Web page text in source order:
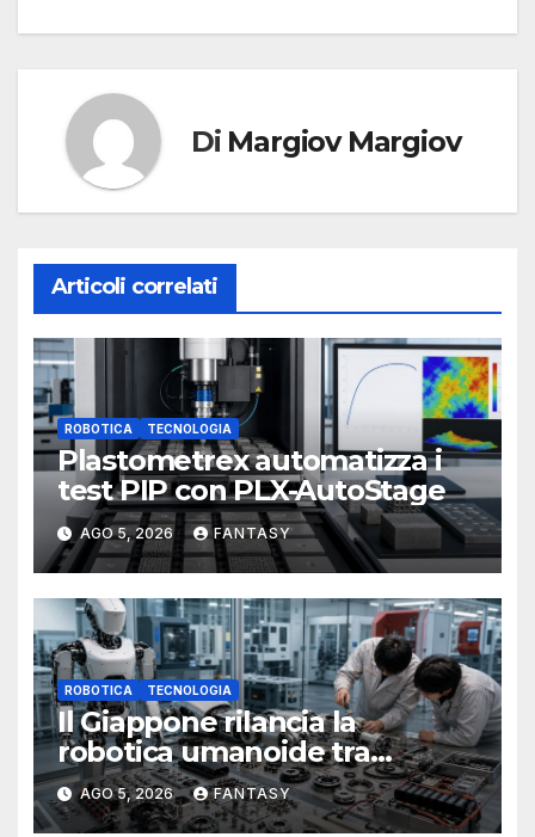
Di Margiov Margiov
Articoli correlati
ROBOTICA TECNOLOGIA
Plastometrex automatizza i
test PIP con PLX-AutoStage
AGO 5, 2026 FANTASY
ROBOTICA TECNOLOGIA
Il Giappone rilancia la
robotica umanoide tra
physical AI e manifattura
avanzata
AGO 5, 2026 FANTASY